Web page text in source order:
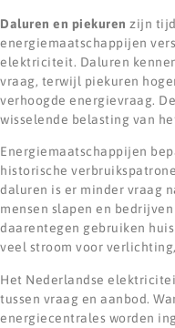
Daluren en piekuren zijn
energiemaatschappijen
elektriciteit. Daluren
vraag, terwijl piekuren
verhoogde energievraag.
wisselende belasting van
Energiemaatschappijen
historische
daluren is er minder vraag
mensen slapen en
daarentegen gebruiken
veel stroom voor
Het Nederlandse
tussen vraag en aanbod.
energiecentrales worden